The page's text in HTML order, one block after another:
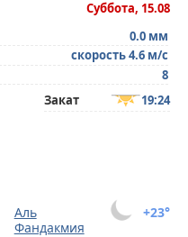
Суббота, 15.08
0.0 мм
скорость 4.6 м/с
8
Закат 19:24
+23°
Аль
Фандакмия